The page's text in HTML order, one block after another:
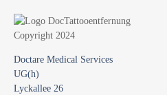
Doctare Medical Services
UG(h)
Lyckallee 26